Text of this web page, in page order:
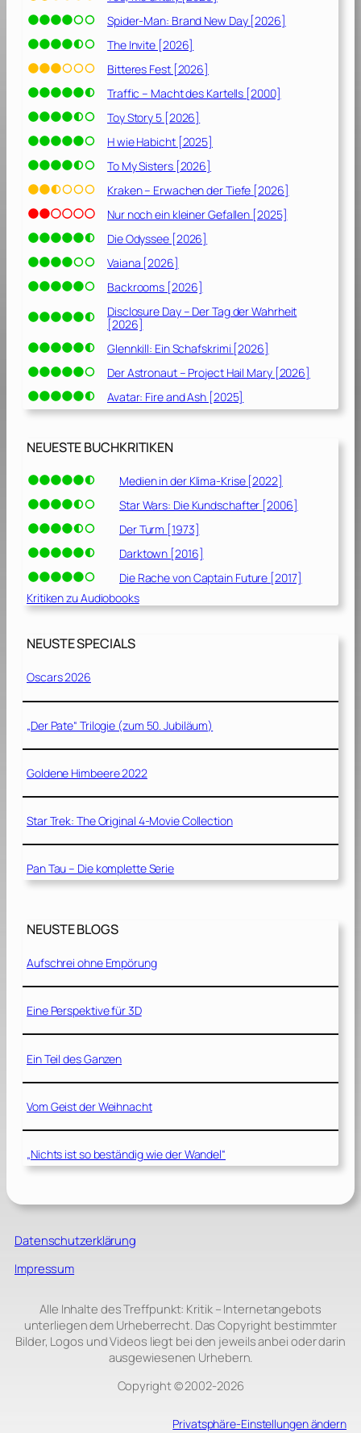
Spider-Man: Brand New Day [2026]
The Invite [2026]
Bitteres Fest [2026]
Traffic – Macht des Kartells [2000]
Toy Story 5 [2026]
H wie Habicht [2025]
To My Sisters [2026]
Kraken – Erwachen der Tiefe [2026]
Nur noch ein kleiner Gefallen [2025]
Die Odyssee [2026]
Vaiana [2026]
Backrooms [2026]
Disclosure Day – Der Tag der Wahrheit
[2026]
Glennkill: Ein Schafskrimi [2026]
Der Astronaut – Project Hail Mary [2026]
Avatar: Fire and Ash [2025]
NEUESTE BUCHKRITIKEN
Medien in der Klima-Krise [2022]
Star Wars: Die Kundschafter [2006]
Der Turm [1973]
Darktown [2016]
Die Rache von Captain Future [2017]
Kritiken zu Audiobooks
NEUSTE SPECIALS
Oscars 2026
„Der Pate“ Trilogie (zum 50. Jubiläum)
Goldene Himbeere 2022
Star Trek: The Original 4-Movie Collection
Pan Tau – Die komplette Serie
NEUSTE BLOGS
Aufschrei ohne Empörung
Eine Perspektive für 3D
Ein Teil des Ganzen
Vom Geist der Weihnacht
„Nichts ist so beständig wie der Wandel“
Datenschutzerklärung
Impressum
Alle Inhalte des Treffpunkt: Kritik – Internetangebots
unterliegen dem Urheberrecht. Das Copyright bestimmter
Bilder, Logos und Videos liegt bei den jeweils anbei oder darin
ausgewiesenen Urhebern.
Copyright © 2002‑2026
Privatsphäre-Einstellungen ändern